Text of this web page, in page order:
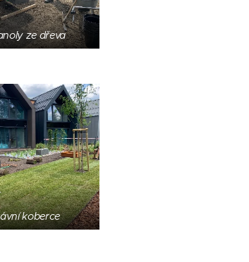
ze dřeva
koberce